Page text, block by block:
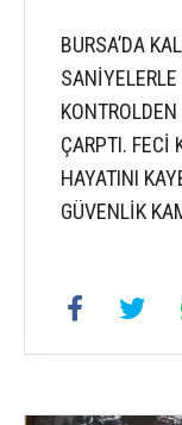
BURSA’DA
ÇARPTI. FECİ
HAYATINI
GÜVENLİK